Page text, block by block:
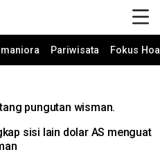
Pariwisata Fokus
pungutan wisman.
sisi lain dolar AS menguat